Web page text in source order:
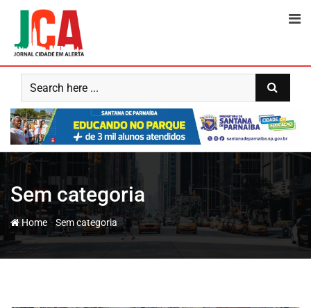
content
Sem categoria
Home-Sem categoria